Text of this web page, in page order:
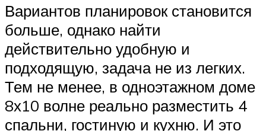
Вариантов планировок становится
больше, однако найти
действительно удобную и
подходящую, задача не из легких.
Тем не менее, в одноэтажном доме
8х10 волне реально разместить 4
спальни, гостиную и кухню. И это